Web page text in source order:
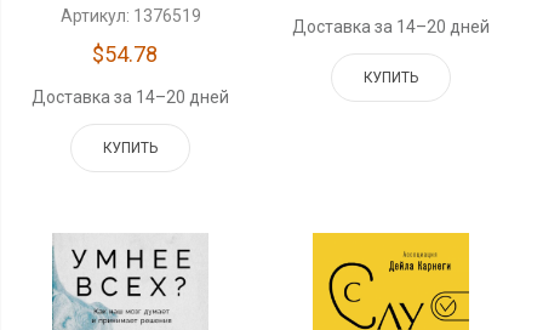
Артикул: 1376519
$54.78
Доставка за 14–20 дней
КУПИТЬ
Доставка за 14–20 дней
КУПИТЬ